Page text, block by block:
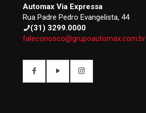
Automax Via Expressa
Rua Padre Pedro Evangelista, 44
(31) 3299.0000
faleconosco@grupoautomax.com.br